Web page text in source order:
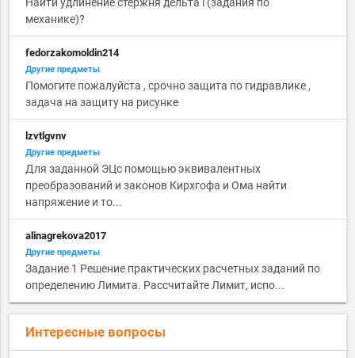
механике)?
fedorzakomoldin214
Другие предметы
Помогите пожалуйста , срочно защита по гидравлике ,
задача на защиту на рисунке
lzvtlgvnv
Другие предметы
Для заданной ЭЦс помощью эквивалентных
преобразований и законов Кирхгофа и Ома найти
напряжение и то...
alinagrekova2017
Другие предметы
Задание 1 Решение практических расчетных заданий по
определению Лимита. Рассчитайте Лимит, испо...
Интересные вопросы